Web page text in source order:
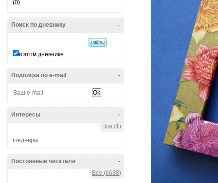
(0)
-
Поиск по дневнику
в этом дневнике
-
Подписка по e-mail
-
Интересы
Все (1)
шедевры
-
Постоянные читатели
Все (6638)